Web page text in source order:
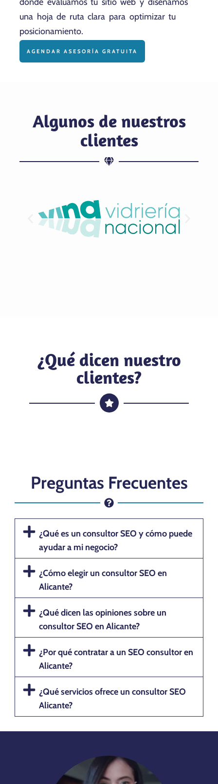
una hoja de ruta clara para optimizar tu
posicionamiento.
AGENDAR ASESORÍA GRATUITA
Algunos de nuestros
clientes
¿Qué dicen nuestro
clientes?
Preguntas Frecuentes
¿Qué es un consultor SEO y cómo puede
ayudar a mi negocio?
¿Cómo elegir un consultor SEO en
Alicante?
¿Qué dicen las opiniones sobre un
consultor SEO en Alicante?
¿Por qué contratar a un SEO consultor en
Alicante?
¿Qué servicios ofrece un consultor SEO
Alicante?